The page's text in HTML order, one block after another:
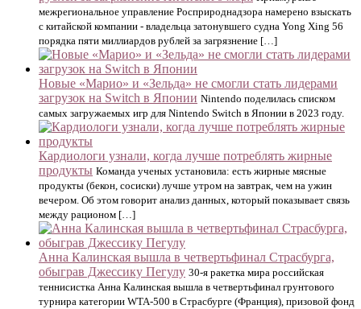
межрегиональное управление Росприроднадзора намерено взыскать
с китайской компании - владельца затонувшего судна Yong Хing 56
порядка пяти миллиардов рублей за загрязнение […]
Новые «Марио» и «Зельда» не смогли стать лидерами
загрузок на Switch в Японии Nintendo поделилась списком
самых загружаемых игр для Nintendo Switch в Японии в 2023 году.
Кардиологи узнали, когда лучше потреблять жирные
продукты Команда ученых установила: есть жирные мясные
продукты (бекон, сосиски) лучше утром на завтрак, чем на ужин
вечером. Об этом говорит анализ данных, который показывает связь
между рационом […]
Анна Калинская вышла в четвертьфинал Страсбурга,
обыграв Джессику Пегулу 30-я ракетка мира российская
теннисистка Анна Калинская вышла в четвертьфинал грунтового
турнира категории WTA-500 в Страсбурге (Франция), призовой фонд